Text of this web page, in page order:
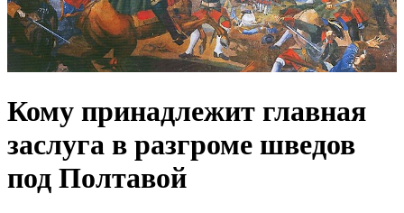
Кому принадлежит главная
заслуга в разгроме шведов
под Полтавой